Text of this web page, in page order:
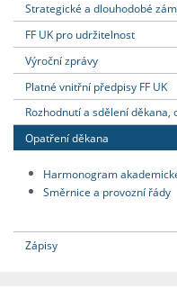
Strategické a dlouhodobé
FF UK pro udržitelnost
Výroční zprávy
Platné vnitřní předpisy FF UK
Rozhodnutí a sdělení
Opatření děkana
Harmonogram
Směrnice a provozní řády
Zápisy